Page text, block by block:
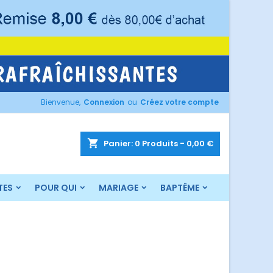
Bienvenue, Connexion ou Créez votre compte
shopping_cart Panier: 0 Produits - 0,00 €
POUR QUI MARIAGE BAPTÊME